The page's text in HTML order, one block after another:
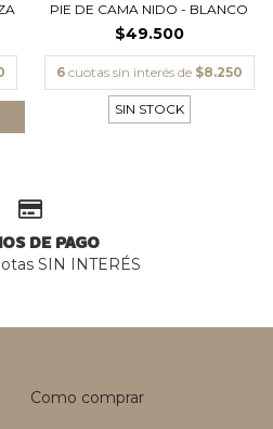
PIE DE CAMA NIDO - BLANCO
$49.500
6 cuotas sin interés de $8.250
SIN STOCK
DE PAGO
SIN INTERÉS
Como comprar